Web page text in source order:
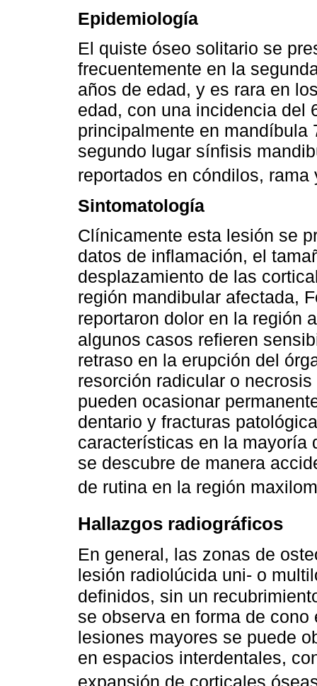
Epidemiología
El quiste óseo solitario se
frecuentemente en la
años de edad, y es rara en
edad, con una incidencia del
principalmente en mandíbula
segundo lugar sínfisis
reportados en cóndilos, rama
Sintomatología
Clínicamente esta lesión se
datos de inflamación, el
desplazamiento de las
región mandibular afectada,
reportaron dolor en la región
algunos casos refieren
retraso en la erupción del
resorción radicular o
pueden ocasionar
dentario y fracturas
características en la mayoría
se descubre de manera
de rutina en la región
Hallazgos radiográficos
En general, las zonas de
lesión radiolúcida uni- o
definidos, sin un
se observa en forma de
lesiones mayores se puede
en espacios interdentales,